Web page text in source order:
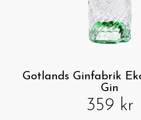
Gotlands Ginfabrik
Gin
359 kr